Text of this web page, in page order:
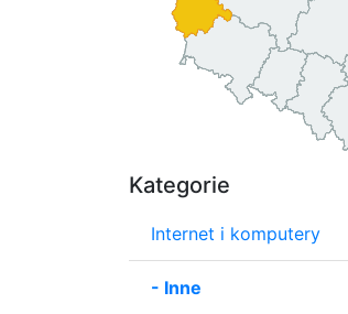
Kategorie
Internet i komputery
- Inne